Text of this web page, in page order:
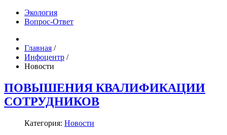
Экология
Вопрос-Ответ
Главная /
Инфоцентр /
Новости
ПОВЫШЕНИЯ КВАЛИФИКАЦИИ
СОТРУДНИКОВ
Категория: Новости